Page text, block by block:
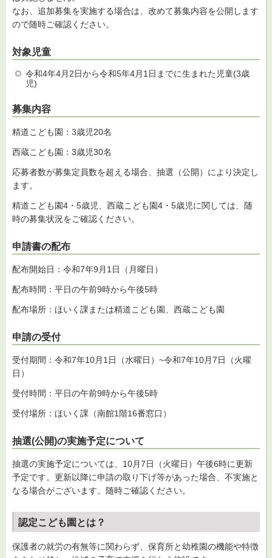
なお、追加募集を実施する場合は、改めて募集内容を公開します
ので随時ご確認ください。
対象児童
令和4年4月2日から令和5年4月1日までに生まれた児童(3歳
児)
募集内容
精道こども園：3歳児20名
西蔵こども園：3歳児30名
応募者数が募集定員数を超える場合、抽選（公開）により決定し
ます。
精道こども園4・5歳児、西蔵こども園4・5歳児に関しては、随
時の募集状況をご確認ください。
申請書の配布
配布開始日：令和7年9月1日（月曜日）
配布時間：平日の午前9時から午後5時
配布場所：ほいく課または精道こども園、西蔵こども園
申請の受付
受付期間：令和7年10月1日（水曜日）~令和7年10月7日（火曜
日）
受付時間：平日の午前9時から午後5時
受付場所：ほいく課（南館1階16番窓口）
抽選(公開)の実施予定について
抽選の実施予定については、10月7日（火曜日）午後6時に更新
予定です。更新以降に申請の取り下げ等があった場合、不実施と
なる場合がございます。随時ご確認ください。
認定こども園とは？
保護者の就労の有無等に関わらず、保育所と幼稚園の機能や特徴